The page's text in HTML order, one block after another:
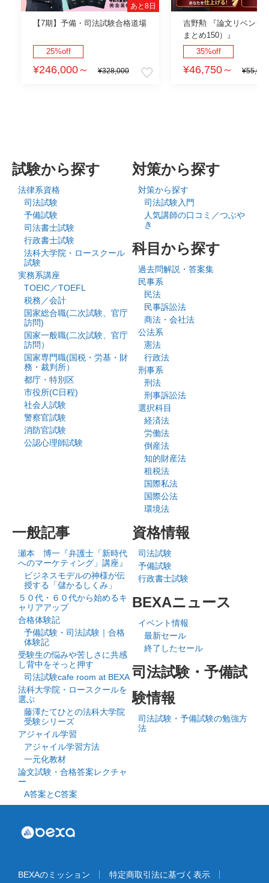
【7期】予備・司法試験合格道場
25%off
¥246,000～ ¥328,000
あと8日
吉野勲 『論文リベンジ
まとめ150）』
35%off
¥46,750～ ¥55,000
試験から探す
法律系資格
司法試験
予備試験
司法書士試験
行政書士試験
法科大学院・ロースクール
試験
実務系講座
TOEIC／TOEFL
税務／会計
国家総合職(二次試験、官庁
訪問)
国家一般職(二次試験、官庁
訪問）
国家専門職(国税・労基・財
務・裁判所）
都庁・特別区
市役所(C日程)
社会人試験
警察官試験
消防官試験
公認心理師試験
対策から探す
対策から探す
司法試験入門
人気講師の口コミ／つぶや
き
科目から探す
過去問解説・答案集
民事系
民法
民事訴訟法
商法・会社法
公法系
憲法
行政法
刑事系
刑法
刑事訴訟法
選択科目
経済法
労働法
倒産法
知的財産法
租税法
国際私法
国際公法
環境法
一般記事
瀬本 博一『弁護士「新時代
へのマーケティング」講座』
ビジネスモデルの神様が伝
授する「儲かるしくみ」
５０代・６０代から始めるキ
ャリアアップ
合格体験記
予備試験・司法試験｜合格
体験記
受験生の悩みや苦しさに共感
し背中をそっと押す
司法試験cafe room at BEXA
法科大学院・ロースクールを
選ぶ
藤澤たてひとの法科大学院
受験シリーズ
アジャイル学習
アジャイル学習方法
一元化教材
論文試験・合格答案レクチャ
ー
A答案とC答案
資格情報
司法試験
予備試験
行政書士試験
BEXAニュース
イベント情報
最新セール
終了したセール
司法試験・予備試
験情報
司法試験・予備試験の勉強方
法
BEXAのミッション 特定商取引法に基づく表示